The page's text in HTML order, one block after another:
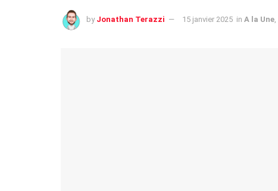
by Jonathan Terazzi 15 janvier 2025 in A la Une